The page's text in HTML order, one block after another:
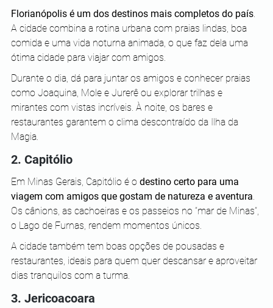
Florianópolis é um dos destinos mais completos do país.
A cidade combina a rotina urbana com praias lindas, boa
comida e uma vida noturna animada, o que faz dela uma
ótima cidade para viajar com amigos.
Durante o dia, dá para juntar os amigos e conhecer praias
como Joaquina, Mole e Jurerê ou explorar trilhas e
mirantes com vistas incríveis. À noite, os bares e
restaurantes garantem o clima descontraído da Ilha da
Magia.
2. Capitólio
Em Minas Gerais, Capitólio é o destino certo para uma
viagem com amigos que gostam de natureza e aventura.
Os cânions, as cachoeiras e os passeios no “mar de Minas”,
o Lago de Furnas, rendem momentos únicos.
A cidade também tem boas opções de pousadas e
restaurantes, ideais para quem quer descansar e aproveitar
dias tranquilos com a turma.
3. Jericoacoara